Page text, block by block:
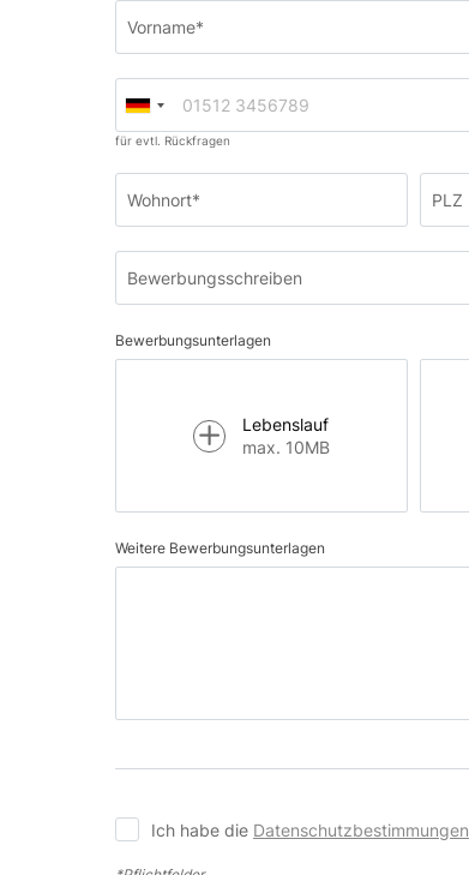
Vorname*
für evtl. Rückfragen
Wohnort* PLZ
Bewerbungsschreiben
Bewerbungsunterlagen
Lebenslauf
max. 10MB
Weitere Bewerbungsunterlagen
Ich habe die Datenschutzbestimmungen